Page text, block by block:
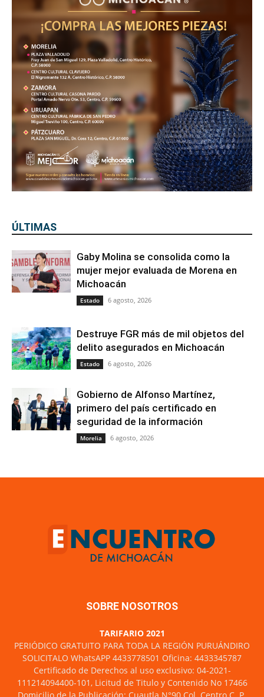
ÚLTIMAS
Gaby Molina se consolida como la
mujer mejor evaluada de Morena en
Michoacán
Estado 6 agosto, 2026
Destruye FGR más de mil objetos del
delito asegurados en Michoacán
Estado 6 agosto, 2026
Gobierno de Alfonso Martínez,
primero del país certificado en
seguridad de la información
Morelia 6 agosto, 2026
SOBRE NOSOTROS
TARIFARIO 2021
PERIÓDICO GRATUITO PARA TODA LA REGIÓN PURUÁNDIRO
SOLICITALO WhatsAPP 4433778501 Oficina: 4433345787
Certificado de Derechos al uso exclusivo: 04-2021-
111214094400-101, Licitud de Titulo y Contenido No 17466